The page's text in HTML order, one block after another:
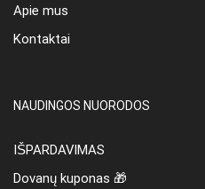
Apie mus
Kontaktai
NAUDINGOS NUORODOS
IŠPARDAVIMAS
Dovanų kuponas 🎁